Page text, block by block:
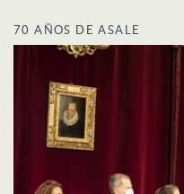
70 AÑOS DE ASALE